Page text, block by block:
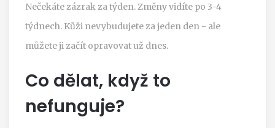
Nečekáte zázrak za týden. Změny vidíte po 3-4
týdnech. Kůži nevybudujete za jeden den - ale
můžete ji začít opravovat už dnes.
Co dělat, když to
nefunguje?